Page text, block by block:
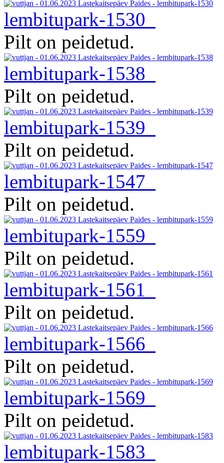
lembitupark-1530
Pilt on peidetud.
lembitupark-1538
Pilt on peidetud.
lembitupark-1539
Pilt on peidetud.
lembitupark-1547
Pilt on peidetud.
lembitupark-1559
Pilt on peidetud.
lembitupark-1561
Pilt on peidetud.
lembitupark-1566
Pilt on peidetud.
lembitupark-1569
Pilt on peidetud.
lembitupark-1583